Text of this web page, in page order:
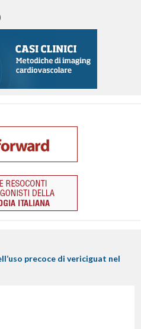
precoce di vericiguat nel